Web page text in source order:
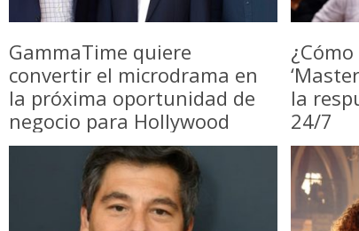
GammaTime quiere
convertir el microdrama en
la próxima oportunidad de
negocio para Hollywood
la
24/7